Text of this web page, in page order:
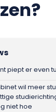
piept er even
wil meer
niet hoe